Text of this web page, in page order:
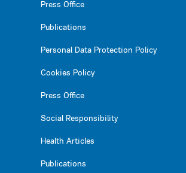
Press Office
Publications
Personal Data Protection Policy
Cookies Policy
Press Office
Social Responsibility
Health Articles
Publications